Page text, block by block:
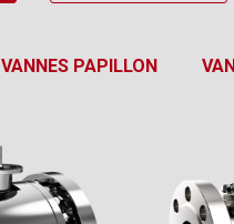
VANNES PAPILLON